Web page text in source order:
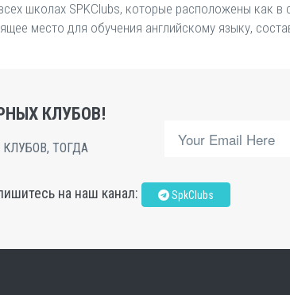
школах SPKClubs, которые расположены как
место для обучения английскому языку,
КЛУБОВ!
ТОГДА
на наш канал: SpkClubs